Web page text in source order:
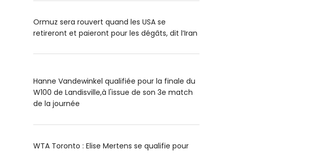
Ormuz sera rouvert quand les USA se
retireront et paieront pour les dégâts, dit l’Iran
Hanne Vandewinkel qualifiée pour la finale du
W100 de Landisville,à l'issue de son 3e match
de la journée
WTA Toronto : Elise Mertens se qualifie pour